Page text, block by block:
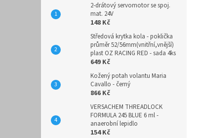
2-drátový servomotor se spoj.
mat. 24V
148 Kč
Středová krytka kola - poklička
průměr 52/56mm(vnitřní,vnější)
plast OZ RACING RED - sada 4ks
649 Kč
Kožený potah volantu Maria
Cavallo - černý
866 Kč
VERSACHEM THREADLOCK
FORMULA 245 BLUE 6 ml -
anaerobní lepidlo
154 Kč